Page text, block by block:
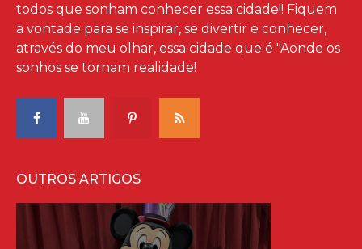
todos que sonham conhecer essa cidade!! Fiquem
a vontade para se inspirar, se divertir e conhecer,
através do meu olhar, essa cidade que é "Aonde os
sonhos se tornam realidade!
OUTROS ARTIGOS